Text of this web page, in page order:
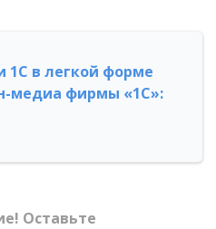
1С в легкой форме
медиа фирмы «1С»:
Оставьте